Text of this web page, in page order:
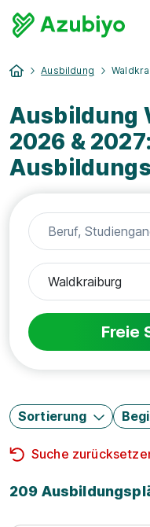
Ausbildung
Ausbildung
2026 &
Freie
Sortierung
Suche
209